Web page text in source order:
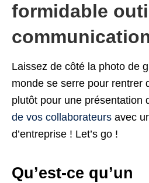
formidable
Laissez de côté la photo de
monde se serre pour rentrer
plutôt pour une présentation
de vos collaborateurs avec
d’entreprise ! Let’s go !
Qu’est-ce qu’un